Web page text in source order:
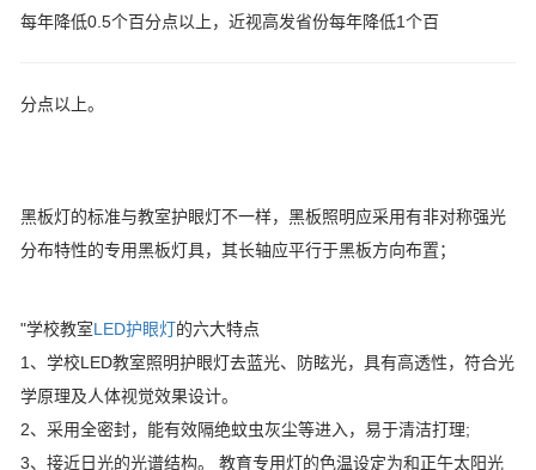
每年降低0.5个百分点以上，近视高发省份每年降低1个百
分点以上。
黑板灯的标准与教室护眼灯不一样，黑板照明应采用有非对称强光
分布特性的专用黑板灯具，其长轴应平行于黑板方向布置；
"学校教室LED护眼灯的六大特点
1、学校LED教室照明护眼灯去蓝光、防眩光，具有高透性，符合光
学原理及人体视觉效果设计。
2、采用全密封，能有效隔绝蚊虫灰尘等进入，易于清洁打理;
3、接近日光的光谱结构。 教育专用灯的色温设定为和正午太阳光